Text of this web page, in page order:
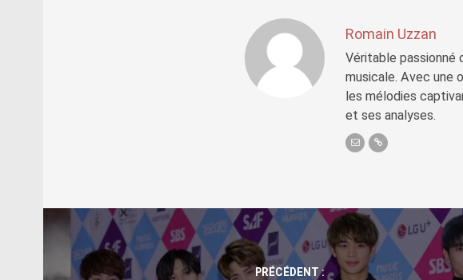
Romain Uzzan
Véritable passionné
musicale. Avec une
les mélodies
et ses analyses.
Post
navigation
PRÉCÉDENT :